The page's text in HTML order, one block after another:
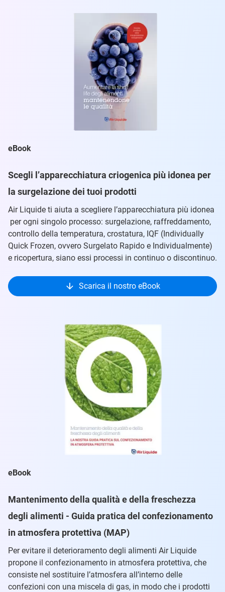
eBook
Scegli l’apparecchiatura criogenica più idonea per
la surgelazione dei tuoi prodotti
Air Liquide ti aiuta a scegliere l’apparecchiatura più idonea
per ogni singolo processo: surgelazione, raffreddamento,
controllo della temperatura, crostatura, IQF (Individually
Quick Frozen, ovvero Surgelato Rapido e Individualmente)
e ricopertura, siano essi processi in continuo o discontinuo.
Scarica il nostro eBook
eBook
Mantenimento della qualità e della freschezza
degli alimenti - Guida pratica del confezionamento
in atmosfera protettiva (MAP)
Per evitare il deterioramento degli alimenti Air Liquide
propone il confezionamento in atmosfera protettiva, che
consiste nel sostituire l’atmosfera all’interno delle
confezioni con una miscela di gas, in modo che i prodotti